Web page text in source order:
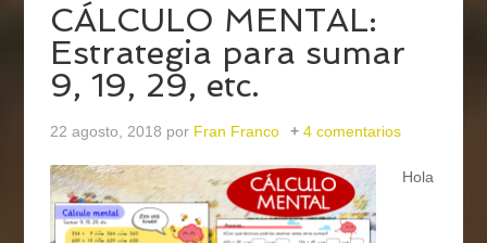
CÁLCULO MENTAL:
Estrategia para sumar
9, 19, 29, etc.
22 agosto, 2018 por Fran Franco 4 comentarios
Hola